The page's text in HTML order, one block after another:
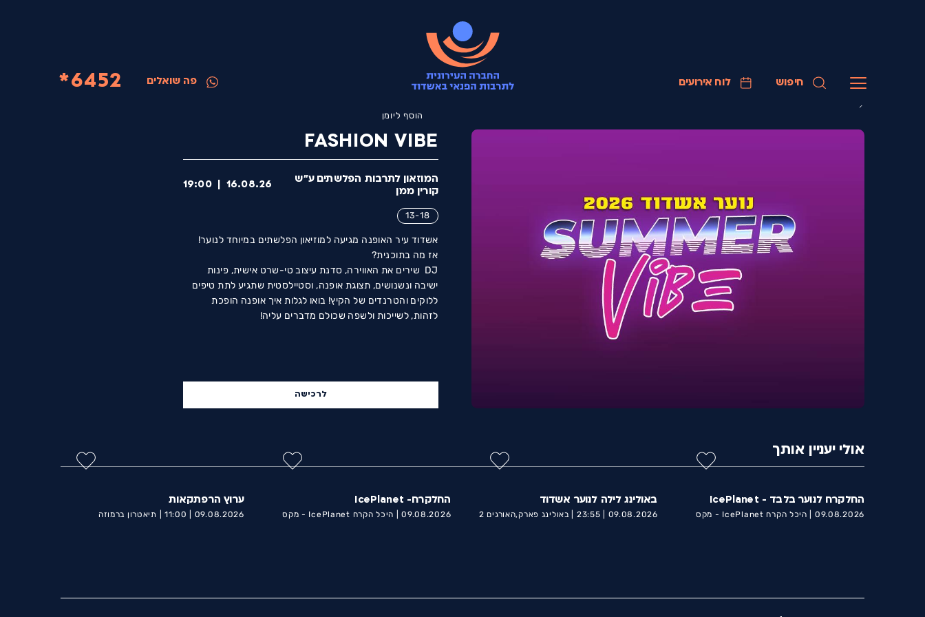
6452* פה שואלים לוח אירועים חיפוש
FASHION VIBE
הוסף ליומן
המוזאון לתרבות הפלשתים ע״ש
קורין ממן
16.08.26
19:00
13-18
אשדוד עיר האופנה מגיעה למוזיאון הפלשתים במיוחד לנוער!
אז מה בתוכנית?
DJ שירים את האווירה, סדנת עיצוב טי-שרט אישית, פינות
ישיבה ונשנושים, תצוגת אופנה, וסטיילסטית שתגיע לתת טיפים
ללוקים והטרנדים של הקיץ! בואו לגלות איך אופנה הופכת
לזהות, לשייכות ולשפה שכולם מדברים עליה!
לרכישה
אולי יעניין אותך
החלקרח לנוער בלבד - IcePlanet
09.08.2026 |
היכל הקרח IcePlanet - מקס
באולינג לילה לנוער אשדוד
09.08.2026 |
23:55 | באולינג פארק,האורגים 2
החלקרח- IcePlanet
09.08.2026 |
היכל הקרח IcePlanet - מקס
ערוץ הרפתקאות
09.08.2026 |
11:00 | תיאטרון ברמוזה